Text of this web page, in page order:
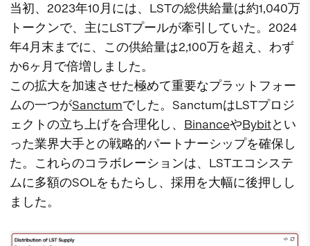
当初、2023年10月には、LSTの総供給量は約1,040万
トークンで、主にLSTプールが牽引していた。2024
年4月末までに、この供給量は2,100万を超え、わず
か6ヶ月で倍増しました。
この拡大を加速させた極めて重要なプラットフォー
ムの一つがSanctumでした。SanctumはLSTプロジ
ェクトの立ち上げを合理化し、 BinanceやBybitとい
った業界大手との戦略的パートナーシップを確保し
た。これらのコラボレーションは、LSTエコシステ
ムに多額のSOLをもたらし、採用を大幅に後押しし
ました。